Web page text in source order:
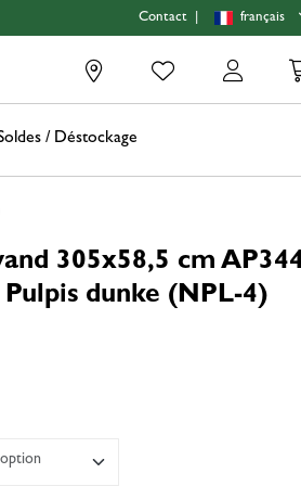
Contact français
/ Déstockage
305x58,5 cm
dunke (NPL-4)